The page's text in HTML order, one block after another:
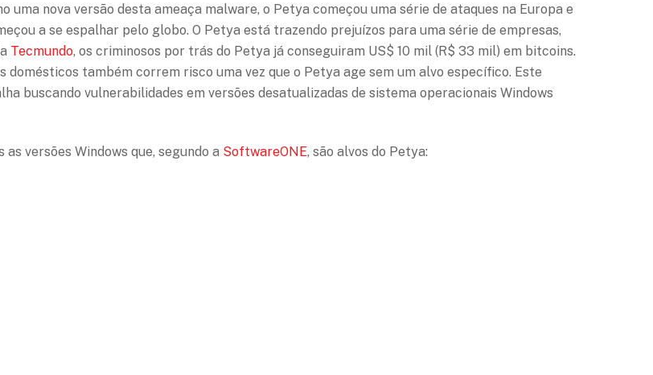
uma nova versão desta ameaça malware, o Petya começou uma série de ataques na Europa e
a se espalhar pelo globo. O Petya está trazendo prejuízos para uma série de empresas,
Tecmundo, os criminosos por trás do Petya já conseguiram US$ 10 mil (R$ 33 mil) em bitcoins.
domésticos também correm risco uma vez que o Petya age sem um alvo específico. Este
buscando vulnerabilidades em versões desatualizadas de sistema operacionais Windows
versões Windows que, segundo a SoftwareONE, são alvos do Petya: